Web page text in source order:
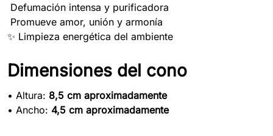
Defumación intensa y purificadora
Promueve amor, unión y armonía
✨ Limpieza energética del ambiente
Dimensiones del cono
• Altura: 8,5 cm aproximadamente
• Ancho: 4,5 cm aproximadamente